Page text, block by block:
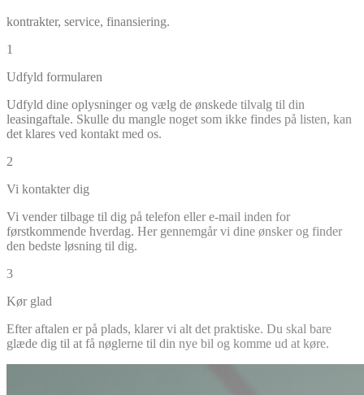
kontrakter, service, finansiering.
1
Udfyld formularen
Udfyld dine oplysninger og vælg de ønskede tilvalg til din
leasingaftale. Skulle du mangle noget som ikke findes på listen, kan
det klares ved kontakt med os.
2
Vi kontakter dig
Vi vender tilbage til dig på telefon eller e-mail inden for
førstkommende hverdag. Her gennemgår vi dine ønsker og finder
den bedste løsning til dig.
3
Kør glad
Efter aftalen er på plads, klarer vi alt det praktiske. Du skal bare
glæde dig til at få nøglerne til din nye bil og komme ud at køre.